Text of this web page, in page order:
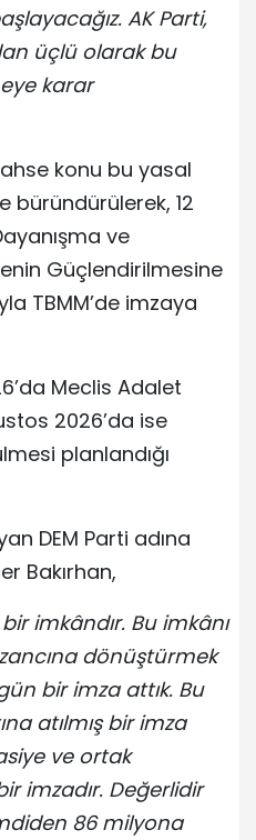
AK Parti,
üçlü olarak bu
karar
konu bu yasal
büründürülerek, 12
ve
Güçlendirilmesine
TBMM’de imzaya
Meclis Adalet
2026’da ise
planlandığı
DEM Parti adına
Bakırhan,
imkândır. Bu imkânı
dönüştürmek
bir imza attık. Bu
atılmış bir imza
ve ortak
imzadır. Değerlidir
86 milyona